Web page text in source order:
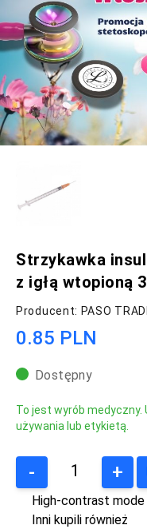
Strzykawka
z igłą wtopioną
Producent: PASO
0.85 PLN
Dostępny
To jest wyrób
używania lub etykietą.
- +
High-contrast mode
Inni kupili również